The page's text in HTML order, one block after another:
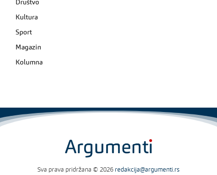
Društvo
Kultura
Sport
Magazin
Kolumna
Sva prava pridržana © 2026 redakcija@argumenti.rs